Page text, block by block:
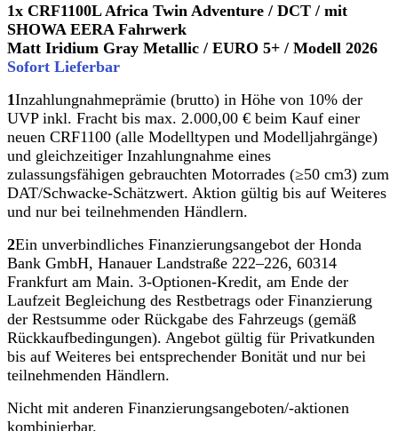
1x CRF1100L Africa Twin Adventure / DCT / mit
SHOWA EERA Fahrwerk
Matt Iridium Gray Metallic / EURO 5+ / Modell 2026
Sofort Lieferbar
1Inzahlungnahmeprämie (brutto) in Höhe von 10% der
UVP inkl. Fracht bis max. 2.000,00 € beim Kauf einer
neuen CRF1100 (alle Modelltypen und Modelljahrgänge)
und gleichzeitiger Inzahlungnahme eines
zulassungsfähigen gebrauchten Motorrades (≥50 cm3) zum
DAT/Schwacke-Schätzwert. Aktion gültig bis auf Weiteres
und nur bei teilnehmenden Händlern.
2Ein unverbindliches Finanzierungsangebot der Honda
Bank GmbH, Hanauer Landstraße 222–226, 60314
Frankfurt am Main. 3-Optionen-Kredit, am Ende der
Laufzeit Begleichung des Restbetrags oder Finanzierung
der Restsumme oder Rückgabe des Fahrzeugs (gemäß
Rückkaufbedingungen). Angebot gültig für Privatkunden
bis auf Weiteres bei entsprechender Bonität und nur bei
teilnehmenden Händlern.
Nicht mit anderen Finanzierungsangeboten/-aktionen
kombinierbar.